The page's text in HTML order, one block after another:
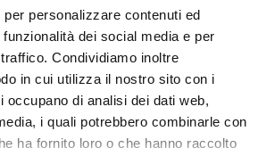
personalizzare contenuti ed
dei social media e per
Condividiamo inoltre
in cui utilizza il nostro sito con i
occupano di analisi dei dati web,
i quali potrebbero combinarle con
ha fornito loro o che hanno raccolto
dei frati cappuccini di San